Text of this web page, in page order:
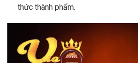
thức thành phẩm.